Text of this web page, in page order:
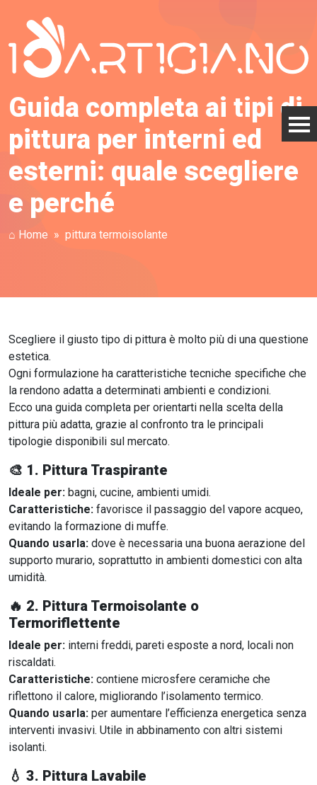
Guida completa ai tipi di
pittura per interni ed
esterni: quale scegliere
e perché
⌂ Home pittura termoisolante
Scegliere il giusto tipo di pittura è molto più di una questione
estetica.
Ogni formulazione ha caratteristiche tecniche specifiche che
la rendono adatta a determinati ambienti e condizioni.
Ecco una guida completa per orientarti nella scelta della
pittura più adatta, grazie al confronto tra le principali
tipologie disponibili sul mercato.
🎨 1. Pittura Traspirante
Ideale per: bagni, cucine, ambienti umidi.
Caratteristiche: favorisce il passaggio del vapore acqueo,
evitando la formazione di muffe.
Quando usarla: dove è necessaria una buona aerazione del
supporto murario, soprattutto in ambienti domestici con alta
umidità.
🔥 2. Pittura Termoisolante o
Termoriflettente
Ideale per: interni freddi, pareti esposte a nord, locali non
riscaldati.
Caratteristiche: contiene microsfere ceramiche che
riflettono il calore, migliorando l’isolamento termico.
Quando usarla: per aumentare l’efficienza energetica senza
interventi invasivi. Utile in abbinamento con altri sistemi
isolanti.
💧 3. Pittura Lavabile